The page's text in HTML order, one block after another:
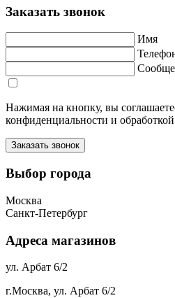
Заказать звонок
Имя
Нажимая на кнопку, вы
конфиденциальности и
Выбор города
Москва
Санкт-Петербург
Адреса магазинов
ул. Арбат 6/2
г.Москва, ул. Арбат 6/2